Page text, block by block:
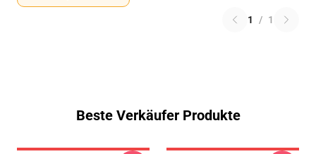
1 / 1
Beste Verkäufer Produkte